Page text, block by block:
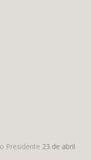
Presidente 23 de abril